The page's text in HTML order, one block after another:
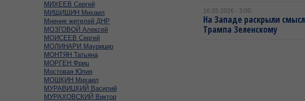
МИХЕЕВ Сергей
МИЩИШИН Михаил
Мнение жителей ДНР
МОЗГОВОЙ Алексей
МОИСЕЕВ Сергей
МОЛИНАРИ Маурицио
МОНТЯН Татьяна
МОРГЕН Фриц
Мостовая Юлия
МОШКИН Михаил
МУРАВИЦКИЙ Василий
МУРАХОВСКИЙ Виктор
16.05.2026 - 3:00
На Западе раскрыли
Трампа Зеленскому